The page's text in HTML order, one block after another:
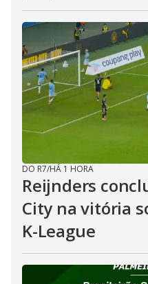
DO R7/HÁ 1 HORA
Reijnders
City na vitória
K-League